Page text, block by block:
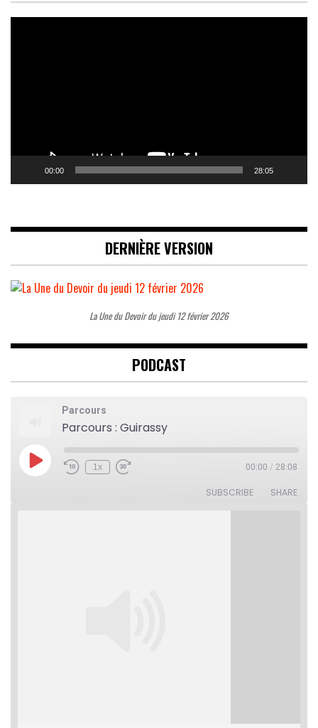
00:00 28:05
DERNIÈRE VERSION
La Une du Devoir du jeudi 12 février 2026
PODCAST
Parcours
Parcours : Guirassy
Play
Episode
Rewind
1x
Fast
00:00 / 28:08
SUBSCRIBE SHARE